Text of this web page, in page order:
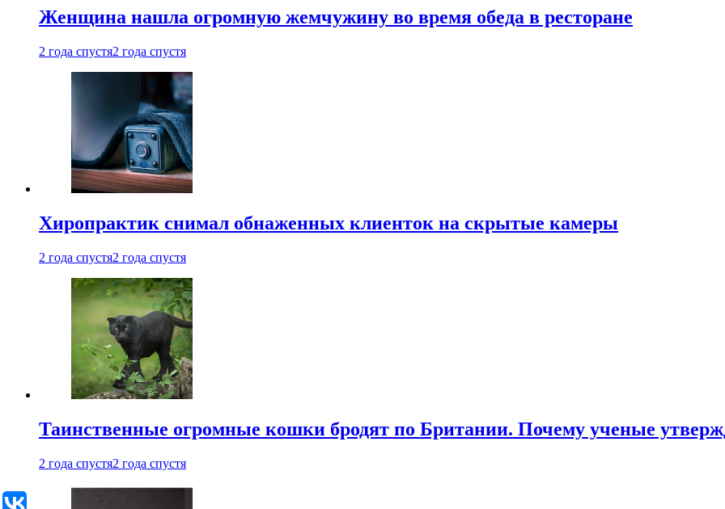
Женщина нашла огромную жемчужину во время обеда в ресторане
2 года спустя2 года спустя
Хиропрактик снимал обнаженных клиенток на скрытые камеры
2 года спустя2 года спустя
Таинственные огромные кошки бродят по Британии. Почему ученые
2 года спустя2 года спустя